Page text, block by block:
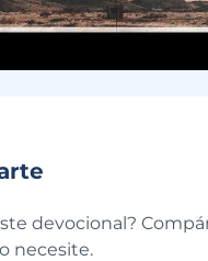
devocional?
necesite.